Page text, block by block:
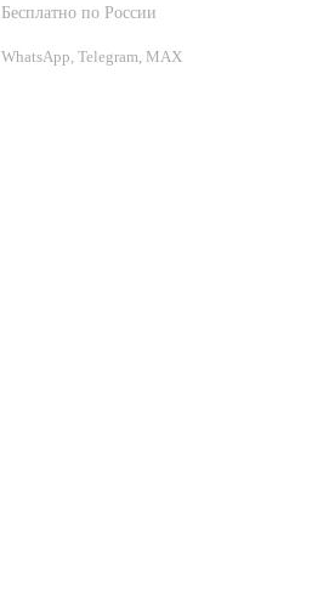
Бесплатно по России
WhatsApp, Telegram, MAX